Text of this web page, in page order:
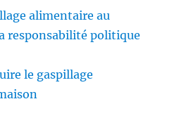
alimentaire au
responsabilité politique
le gaspillage